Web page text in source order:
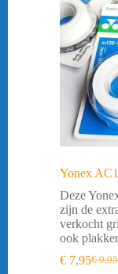
Yonex
Deze
zijn de
verkocht
ook
€9,95
€ 7,95